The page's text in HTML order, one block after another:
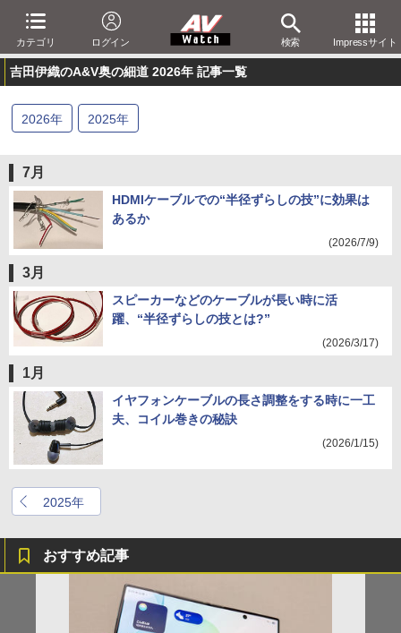
カテゴリ ログイン 検索 Impressサイト
吉田伊織のA&V奥の細道 2026年 記事一覧
2026年 2025年
7月
HDMIケーブルでの“半径ずらしの技”に効果は
あるか
(2026/7/9)
3月
スピーカーなどのケーブルが長い時に活
躍、“半径ずらしの技とは?”
(2026/3/17)
1月
イヤフォンケーブルの長さ調整をする時に一工
夫、コイル巻きの秘訣
(2026/1/15)
2025年
おすすめ記事